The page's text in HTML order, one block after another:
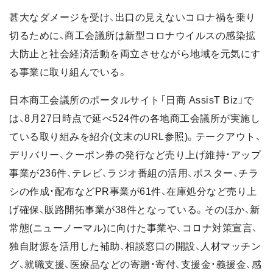
甚大なダメージを受け、出口の見えないコロナ禍を乗り
切るために、商工会議所は新型コロナウイルスの感染拡
大防止と社会経済活動を両立させながら地域を元気にす
る事業に取り組んでいる。
日本商工会議所のポータルサイト「日商 AssisT Biz」で
は、8月27日時点で延べ524件の各地商工会議所が実施し
ている取り組みを紹介(文末のURL参照)。テークアウト、
デリバリー、クーポン券の発行など売り上げ維持・アップ
事業が236件、テレビ、ラジオ番組の活用、ポスター、チラ
シの作成・配布などPR事業が61件、在庫処分など売り上
げ確保、販路開拓事業が38件となっている。そのほか、新
常態(ニューノーマル)に向けた事業や、コロナ対策宣言、
独自財源を活用した補助、相談窓口の開設、人材マッチン
グ、就職支援、医療品などの寄贈・寄付、支援金・義援金、感